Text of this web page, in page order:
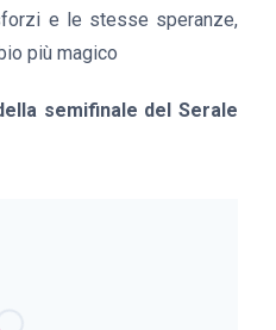
e le stesse speranze,
più magico
semifinale del Serale